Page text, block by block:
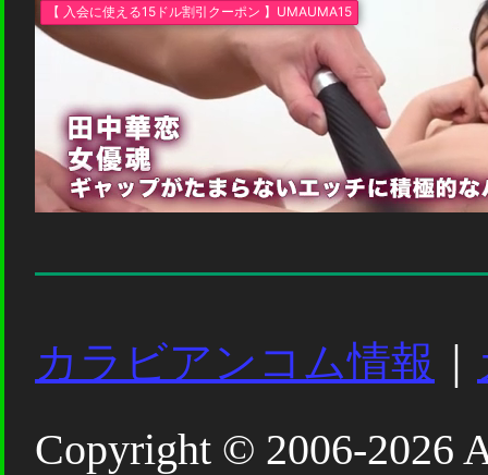
カラビアンコム情報
Copyright © 2006-2026